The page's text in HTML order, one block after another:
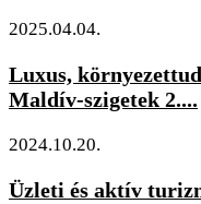
2025.04.04.
Luxus,
Maldív-szigetek 2....
2024.10.20.
Üzleti és aktív